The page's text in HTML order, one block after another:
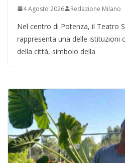
4 Agosto 2026 Redazione Milano
Nel centro di Potenza, il Teatro
rappresenta una delle istituzioni
della città, simbolo della